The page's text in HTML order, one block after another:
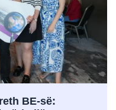
BE-së: